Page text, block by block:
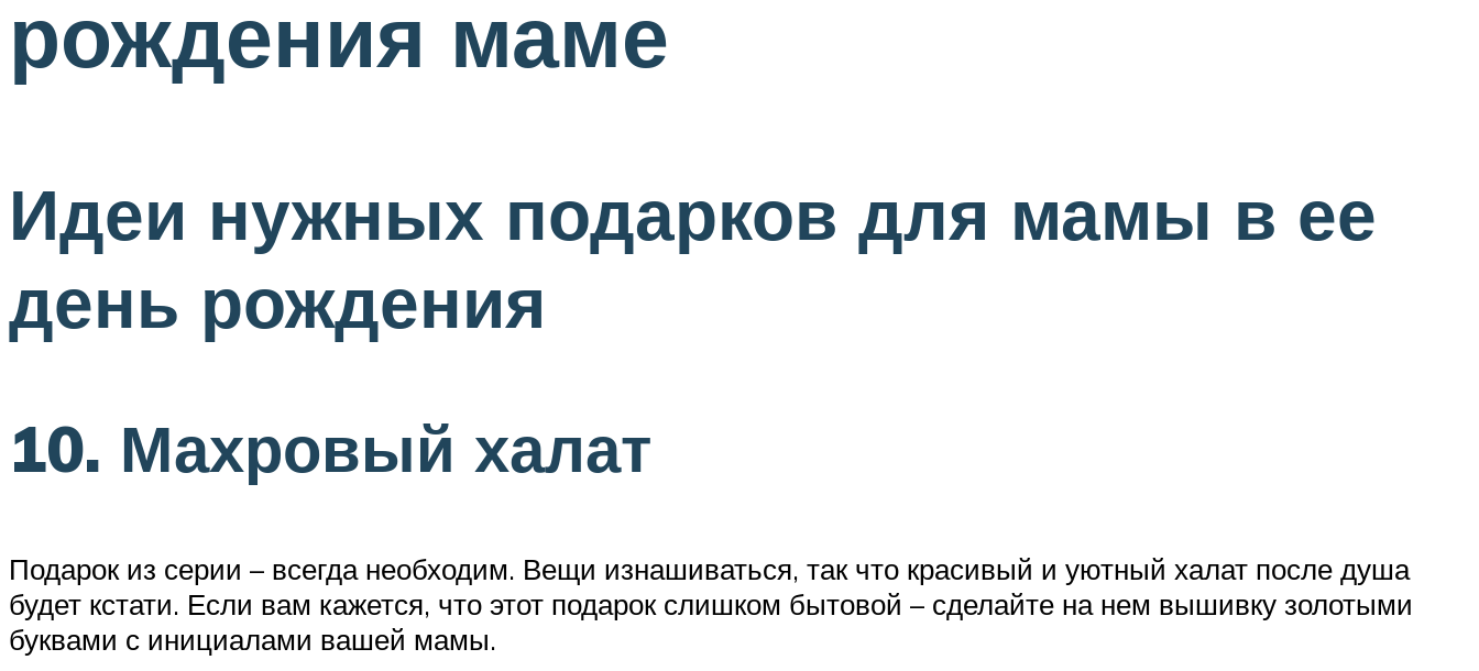
рождения маме
Идеи нужных подарков для мамы в ее
день рождения
10. Махровый халат
Подарок из серии – всегда необходим. Вещи изнашиваться, так что красивый и уютный халат после душа
будет кстати. Если вам кажется, что этот подарок слишком бытовой – сделайте на нем вышивку золотыми
буквами с инициалами вашей мамы.